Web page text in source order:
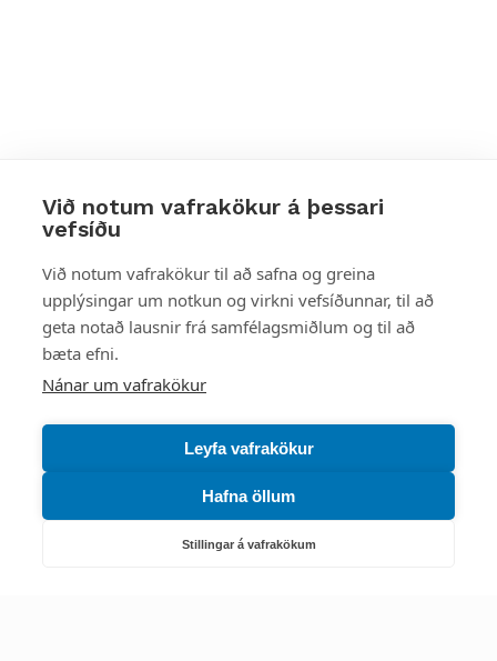
Við notum vafrakökur á þessari
vefsíðu
Við notum vafrakökur til að safna og greina
upplýsingar um notkun og virkni vefsíðunnar, til að
geta notað lausnir frá samfélagsmiðlum og til að
bæta efni.
Nánar um vafrakökur
Leyfa vafrakökur
Hafna öllum
Stillingar á vafrakökum
Styttu þér leið
Mest skoðað
Starfsstöðvar
Náttúruverndarstofnun
Veiðimál, friðlýst svæði, landvarsla og náttúruvernd